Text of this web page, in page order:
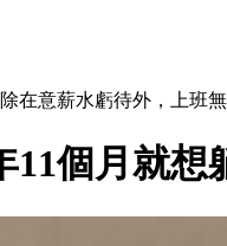
在意薪水虧待外，上班
11個月就